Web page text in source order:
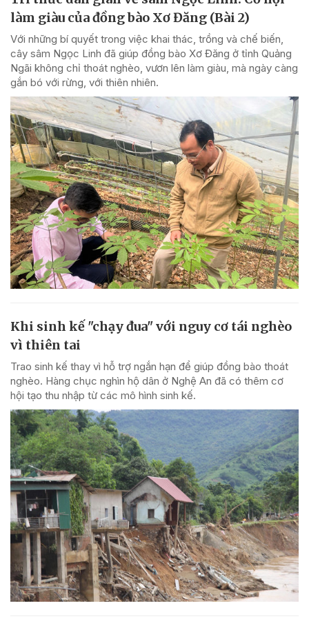
làm giàu của đồng bào Xơ Đăng (Bài 2)
Với những bí quyết trong việc khai thác, trồng và chế biến,
cây sâm Ngọc Linh đã giúp đồng bào Xơ Đăng ở tỉnh Quảng
Ngãi không chỉ thoát nghèo, vươn lên làm giàu, mà ngày càng
gắn bó với rừng, với thiên nhiên.
Khi sinh kế "chạy đua" với nguy cơ tái nghèo
vì thiên tai
Trao sinh kế thay vì hỗ trợ ngắn hạn để giúp đồng bào thoát
nghèo. Hàng chục nghìn hộ dân ở Nghệ An đã có thêm cơ
hội tạo thu nhập từ các mô hình sinh kế.